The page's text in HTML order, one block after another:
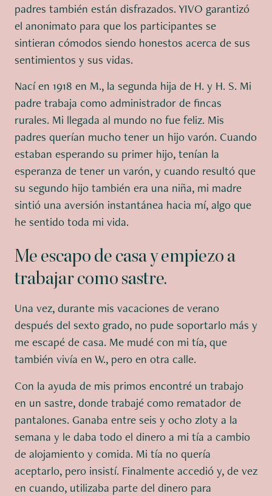
padres también están disfrazados. YIVO garantizó
el anonimato para que los participantes se
sintieran cómodos siendo honestos acerca de sus
sentimientos y sus vidas.
Nací en 1918 en M., la segunda hija de H. y H. S. Mi
padre trabaja como administrador de fincas
rurales. Mi llegada al mundo no fue feliz. Mis
padres querían mucho tener un hijo varón. Cuando
estaban esperando su primer hijo, tenían la
esperanza de tener un varón, y cuando resultó que
su segundo hijo también era una niña, mi madre
sintió una aversión instantánea hacia mí, algo que
he sentido toda mi vida.
Me escapo de casa y empiezo a
trabajar como sastre.
Una vez, durante mis vacaciones de verano
después del sexto grado, no pude soportarlo más y
me escapé de casa. Me mudé con mi tía, que
también vivía en W., pero en otra calle.
Con la ayuda de mis primos encontré un trabajo
en un sastre, donde trabajé como rematador de
pantalones. Ganaba entre seis y ocho zloty a la
semana y le daba todo el dinero a mi tía a cambio
de alojamiento y comida. Mi tía no quería
aceptarlo, pero insistí. Finalmente accedió y, de vez
en cuando, utilizaba parte del dinero para